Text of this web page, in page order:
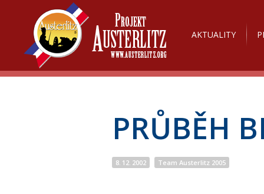
AKTUALITY
PRŮBĚH
8. 12. 2002 Team Austerlitz 2005